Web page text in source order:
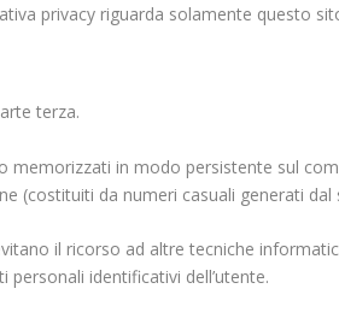
privacy riguarda solamente questo
terza.
memorizzati in modo persistente sul
(costituiti da numeri casuali generati dal
il ricorso ad altre tecniche
personali identificativi dell’utente.